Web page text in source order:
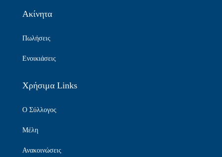
Ακίνητα
Πωλήσεις
Ενοικιάσεις
Χρήσιμα Links
Ο Σύλλογος
Μέλη
Ανακοινώσεις